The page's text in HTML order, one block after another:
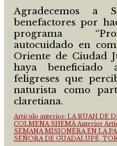
Agradecemos a
benefactores por
programa
autocuidado en
Oriente de Ciudad
haya
feligreses que
naturista como
claretiana.
Artículo anterior: LA RUAH DE
COLMENA SHEMÁ Anterior
SEMANA MISIONERA EN LA
SEÑORA DE GUADALUPE,